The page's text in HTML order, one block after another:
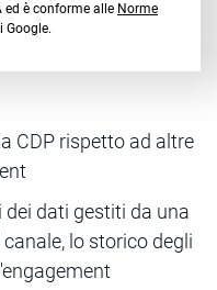
ed è conforme alle Norme
Google.
CDP rispetto ad altre
dati gestiti da una
lo storico degli